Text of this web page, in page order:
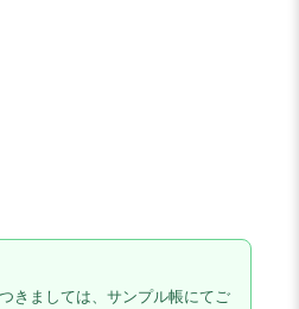
きましては、サンプル帳にてご